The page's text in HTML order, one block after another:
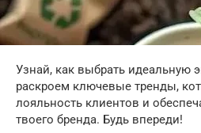
Узнай, как выбрать идеальную
раскроем ключевые тренды,
лояльность клиентов и
твоего бренда. Будь впереди!